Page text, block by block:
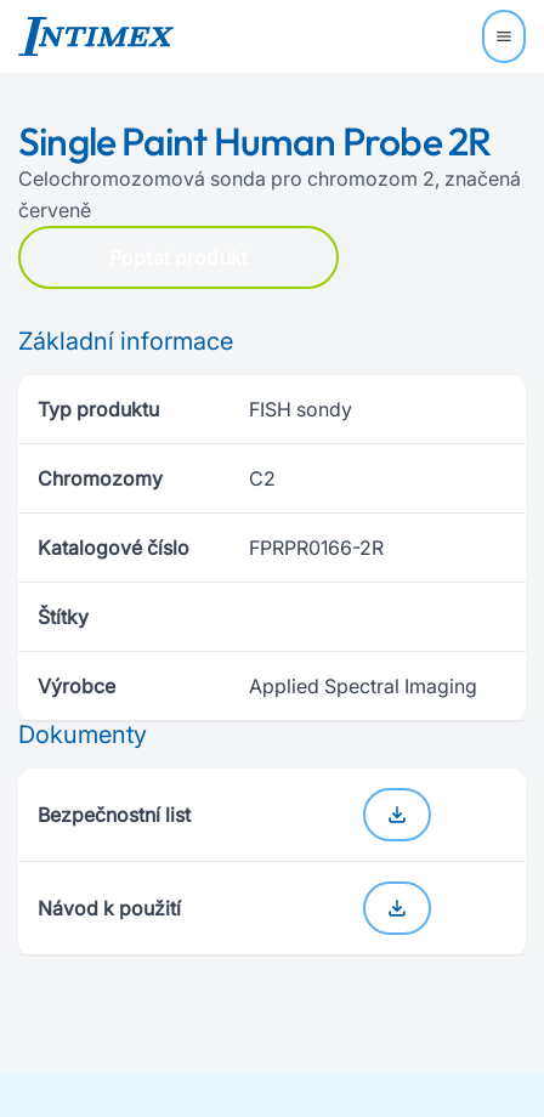
Single Paint Human Probe 2R
Celochromozomová sonda pro chromozom 2, značená
červeně
Základní informace
Typ produktu FISH sondy
Chromozomy C2
Katalogové číslo FPRPR0166-2R
Štítky
Výrobce Applied Spectral Imaging
Dokumenty
Bezpečnostní list
Návod k použití